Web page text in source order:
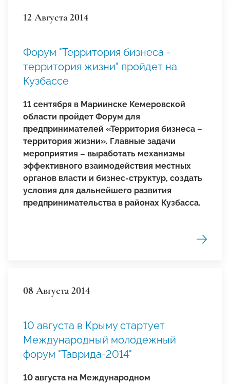
12 Августа 2014
Форум "Территория бизнеса -
территория жизни" пройдет на
Кузбассе
11 сентября в Мариинске Кемеровской
области пройдет Форум для
предпринимателей «Территория бизнеса –
территория жизни». Главные задачи
мероприятия – выработать механизмы
эффективного взаимодействия местных
органов власти и бизнес-структур, создать
условия для дальнейшего развития
предпринимательства в районах Кузбасса.
08 Августа 2014
10 августа в Крыму стартует
Международный молодежный
форум "Таврида-2014"
10 августа на Международном